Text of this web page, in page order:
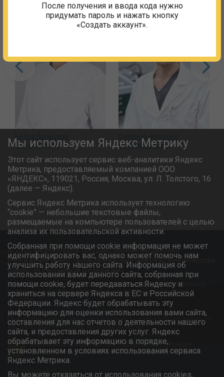
Геннадиевич
Владимирович
© 2026. Федеральное государственное бюджетное
учреждение «Многофункциональный комплекс Министерства
финансов Российской Федерации»
Информационный ресурс является объектом интеллектуальной
собственности ФГБУ «МФК Минфина России» и охраняется
законом.
Любое использование информации без ссылки на
Правообладателя запрещено и влечёт за собой ответственность
согласно действующему законодательству.
Министерство финансов Российской Федерации
Официальный сайт ФГБУ «МФК Минфина России»
«Медицинский центр»
Мы используем Яндекс Метрику
Этот сайт использует сервис веб-аналитики Яндекс
Метрика, предоставляемый компанией ООО
«ЯНДЕКС», 119021, Россия, Москва, ул. Л. Толстого, 16
(далее — Яндекс).
Сервис Яндекс Метрика использует технологию
“cookie” — небольшие текстовые файлы,
размещаемые на компьютере пользователей с целью
анализа их пользовательской активности.
Собранная при помощи cookie информация не может
идентифицировать вас, однако может помочь нам
улучшить работу нашего сайта. Информация об
использовании вами данного сайта, собранная при
помощи cookie, будет передаваться Яндексу и
храниться на сервере Яндекса в ЕС и Российской
Федерации. Яндекс будет обрабатывать эту
информацию для оценки использования вами сайта,
составления для нас отчетов о деятельности нашего
сайта, и предоставления других услуг. Яндекс
обрабатывает эту информацию в порядке,
установленном в условиях использования сервиса
Яндекс Метрика.
Вы можете отказаться от использования cookies,
После получения и ввода кода нужно
придумать пароль и нажать кнопку
«Создать аккаунт».